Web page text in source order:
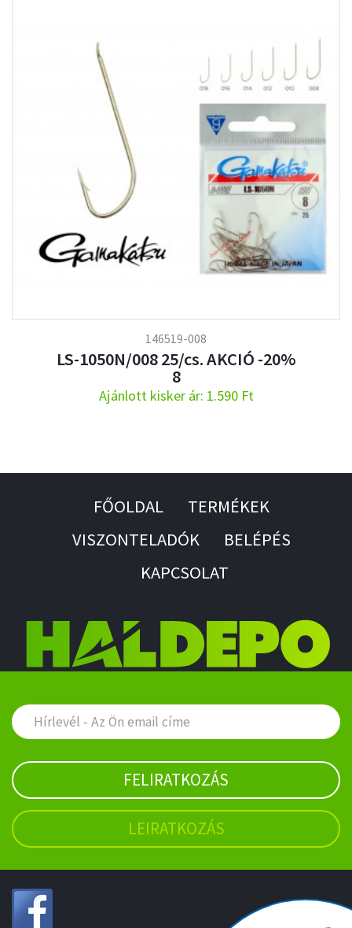
146519-008
LS-1050N/008 25/cs. AKCIÓ -20%
8
Ajánlott kisker ár: 1.590 Ft
FŐOLDAL
TERMÉKEK
VISZONTELADÓK
BELÉPÉS
KAPCSOLAT
FELIRATKOZÁS
LEIRATKOZÁS